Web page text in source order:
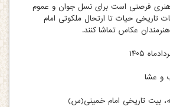
هنری فرصتی است برای نسل جوان و عموم
تاریخی حیات تا ارتحال ملکوتی امام
عکاس تماشا کنند.
بیت تاریخی امام خمینی(س)